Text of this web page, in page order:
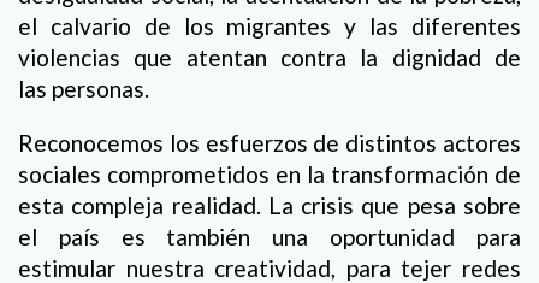
el calvario de los migrantes y las diferentes
violencias que atentan contra la dignidad de
las personas.
Reconocemos los esfuerzos de distintos actores
sociales comprometidos en la transformación de
esta compleja realidad. La crisis que pesa sobre
el país es también una oportunidad para
estimular nuestra creatividad, para tejer redes